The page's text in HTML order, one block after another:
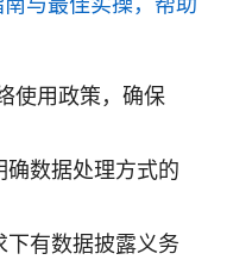
使用政策，确保
确数据处理方式的
下有数据披露义务